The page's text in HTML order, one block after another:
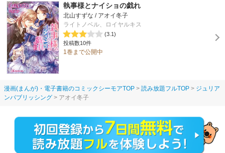
執事様とナイショの戯れ
北山すずな / アオイ冬子
ライトノベル、ロイヤルキス
(3.1)
投稿数10件
1巻まで公開中
漫画(まんが)・電子書籍のコミックシーモアTOP 読み放題フルTOP
ジュリア
ンパブリッシング
アオイ冬子